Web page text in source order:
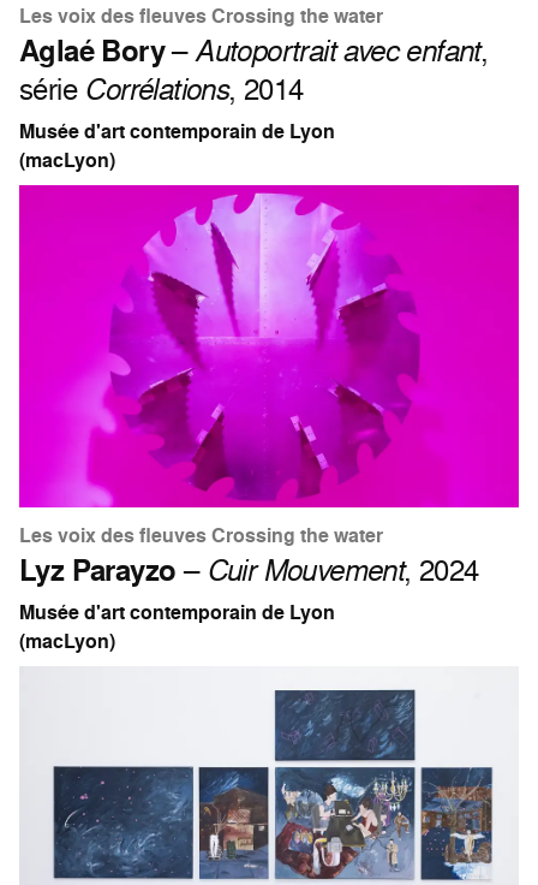
Les voix des fleuves Crossing the water
Aglaé Bory–Autoportrait avec enfant,
série Corrélations, 2014
Musée d'art contemporain de Lyon
(macLyon)
Les voix des fleuves Crossing the water
Lyz Parayzo– Cuir Mouvement, 2024
Musée d'art contemporain de Lyon
(macLyon)